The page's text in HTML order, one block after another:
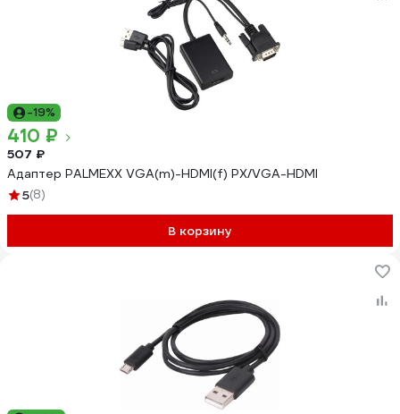
-19%
410 ₽
507 ₽
Адаптер PALMEXX VGA(m)-HDMI(f) PX/VGA-HDMI
5(8)
В корзину